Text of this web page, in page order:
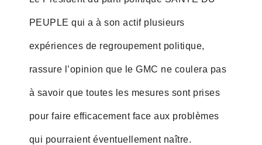
PEUPLE qui a à son actif plusieurs
expériences de regroupement politique,
rassure l’opinion que le GMC ne coulera pas
à savoir que toutes les mesures sont prises
pour faire efficacement face aux problèmes
qui pourraient éventuellement naître.